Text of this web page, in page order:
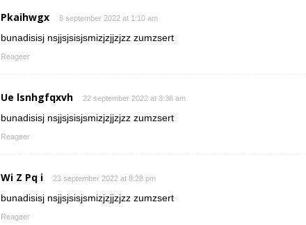
Pkaihwgx 8 september 2022 at 1:10 am
bunadisisj nsjjsjsisjsmizjzjjzjzz zumzsert
Reageer
Ue lsnhgfqxvh 22 september 2022 at 3:36 am
bunadisisj nsjjsjsisjsmizjzjjzjzz zumzsert
Reageer
Wi Z Pq i 23 september 2022 at 8:28 pm
bunadisisj nsjjsjsisjsmizjzjjzjzz zumzsert
Reageer